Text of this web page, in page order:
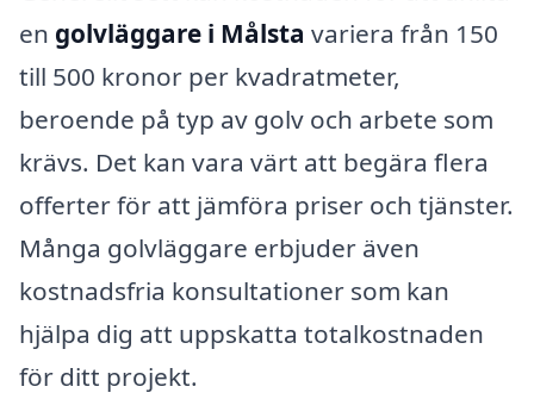
en golvläggare i Målsta variera från 150
till 500 kronor per kvadratmeter,
beroende på typ av golv och arbete som
krävs. Det kan vara värt att begära flera
offerter för att jämföra priser och tjänster.
Många golvläggare erbjuder även
kostnadsfria konsultationer som kan
hjälpa dig att uppskatta totalkostnaden
för ditt projekt.